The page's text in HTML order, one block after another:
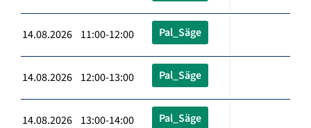
14.08.2026 11:00-12:00 Pal_Säge
14.08.2026 12:00-13:00 Pal_Säge
14.08.2026 13:00-14:00 Pal_Säge